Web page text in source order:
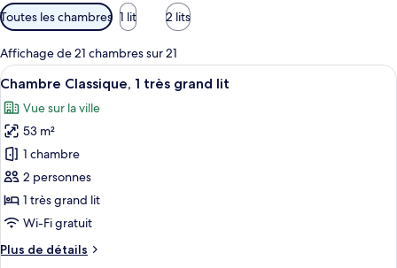
Filtres
disponibles
pour
les
chambres
Toutes les chambres 1 lit 2 lits
Affichage de 21 chambres sur 21
Afficher
toutes
les
photos
pour
ce
type
de
chambre :
Chambre
Une chambre d’hôtel moderne
6
Chambre Classique, 1 très grand lit
Vue sur la ville
53 m²
1 chambre
2 personnes
1 très grand lit
Wi-Fi gratuit
Plus de détails
Plus